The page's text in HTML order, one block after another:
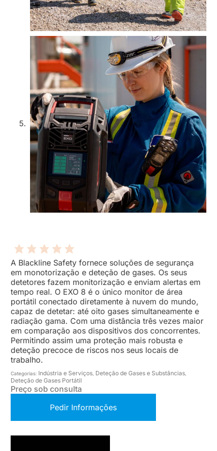
A Blackline Safety fornece soluções de segurança
em monotorização e deteção de gases. Os seus
detetores fazem monitorização e enviam alertas em
tempo real. O EXO 8 é o único monitor de área
portátil conectado diretamente à nuvem do mundo,
capaz de detetar: até oito gases simultaneamente e
radiação gama. Com uma distância três vezes maior
em comparação aos dispositivos dos concorrentes.
Permitindo assim uma proteção mais robusta e
deteção precoce de riscos nos seus locais de
trabalho.
Categorias: Indústria e Serviços, Deteção de Gases e Substâncias,
Deteção de Gases Portátil
Preço sob consulta
Pedir Informações